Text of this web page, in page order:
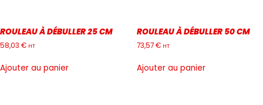
ROULEAU À DÉBULLER 25 CM
58,03 € HT
Ajouter au panier
ROULEAU À DÉBULLER 50 CM
73,57€ HT
Ajouter au panier